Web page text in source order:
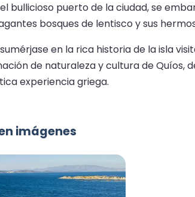
bullicioso puerto de la ciudad, se
bosques de lentisco y sus
en la rica historia de la isla
de naturaleza y cultura de
experiencia griega.
imágenes